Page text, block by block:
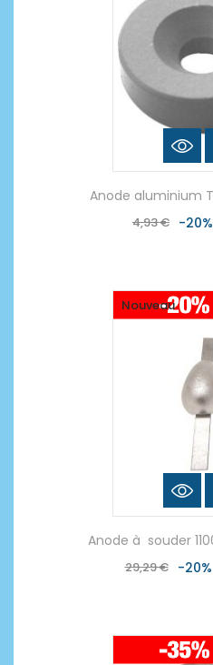
Anode aluminium
4,93 € -20%
Nouveau
Anode à souder
29,29 € -20%